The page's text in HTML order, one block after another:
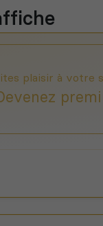
plaisir à votre